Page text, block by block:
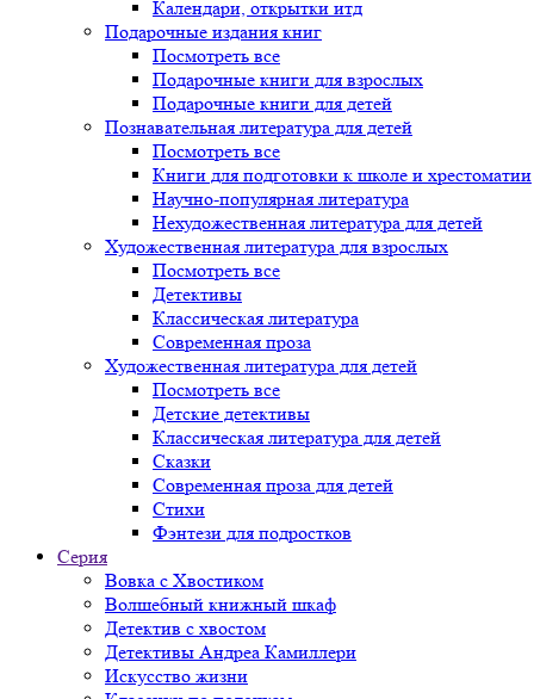
Календари, открытки итд
Подарочные издания книг
Посмотреть все
Подарочные книги для взрослых
Подарочные книги для детей
Познавательная литература для детей
Посмотреть все
Книги для подготовки к школе и хрестоматии
Научно-популярная литература
Нехудожественная литература для детей
Художественная литература для взрослых
Посмотреть все
Детективы
Классическая литература
Современная проза
Художественная литература для детей
Посмотреть все
Детские детективы
Классическая литература для детей
Сказки
Современная проза для детей
Стихи
Фэнтези для подростков
Серия
Вовка с Хвостиком
Волшебный книжный шкаф
Детектив с хвостом
Детективы Андреа Камиллери
Искусство жизни